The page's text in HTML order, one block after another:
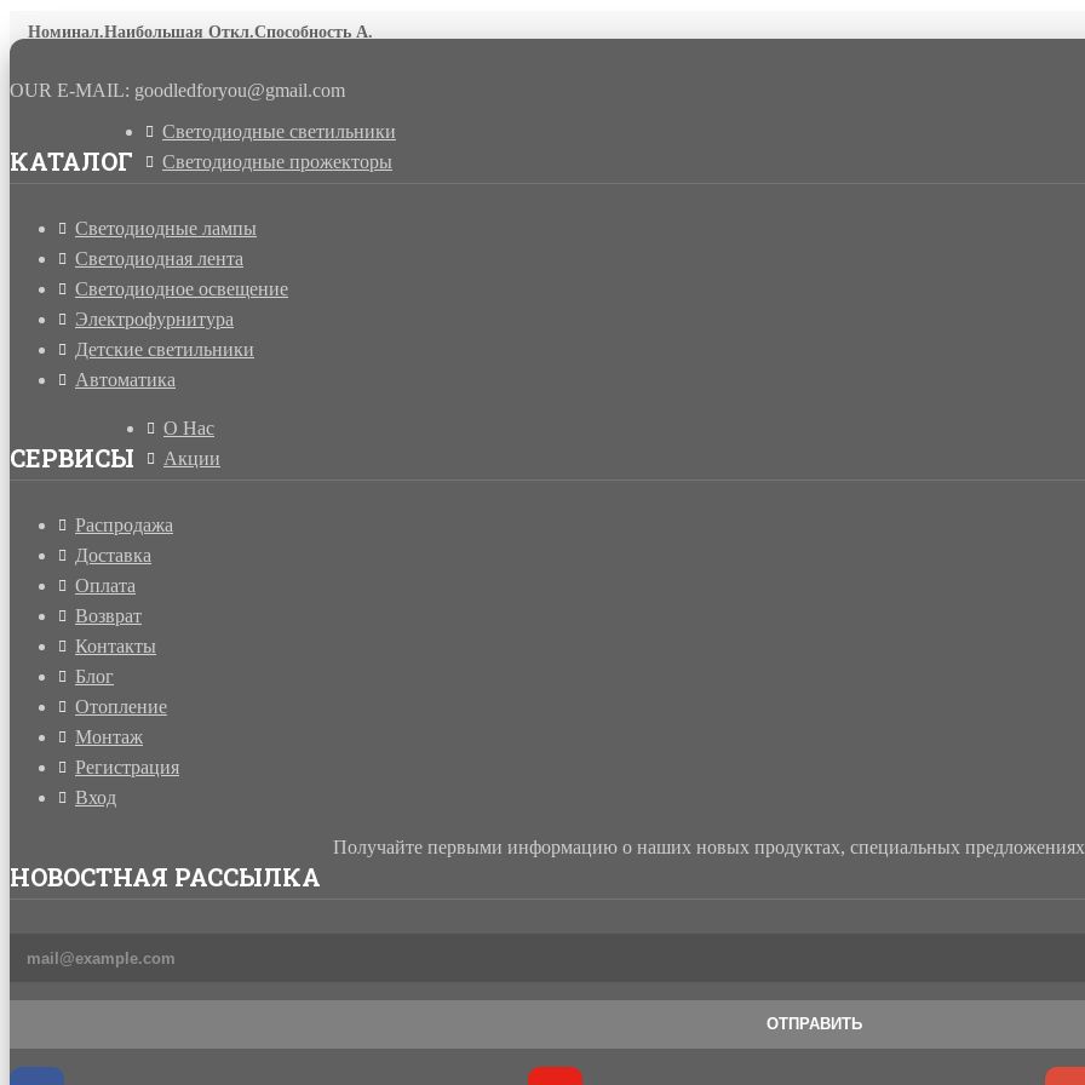
Номинал.Наибольшая Откл.Способность А.
OUR E-MAIL: goodledforyou@gmail.cоm
КАТАЛОГ
Светодиодные светильники
Светодиодные прожекторы
Светодиодные лампы
Светодиодная лента
Светодиодное освещение
Электрофурнитура
Детские светильники
Автоматика
СЕРВИСЫ
О Нас
Акции
Распродажа
Доставка
Оплата
Возврат
Контакты
Блог
Отопление
Монтаж
Регистрация
Вход
НОВОСТНАЯ РАССЫЛКА
Получайте первыми информацию о наших новых продуктах, специальных
ОТПРАВИТЬ